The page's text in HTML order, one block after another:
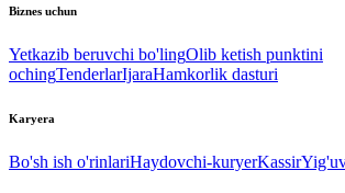
Biznes uchun
Yetkazib beruvchi bo'lingOlib ketish punktini
ochingTenderlarIjaraHamkorlik dasturi
Karyera
Bo'sh ish o'rinlariHaydovchi-kuryerKassir